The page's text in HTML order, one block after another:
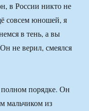
в России никто не
совсем юношей, я
в тень, а вы
не верил, смеялся
порядке. Он
мальчиком из